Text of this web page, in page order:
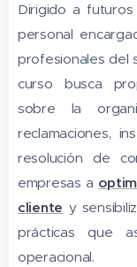
Dirigido a
personal
profesionales del
curso busca
sobre la
reclamaciones,
resolución de
empresas a
cliente y
prácticas que
operacional.